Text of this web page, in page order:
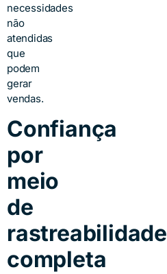
necessidades
não
atendidas
que
podem
gerar
vendas.
Confiança
por
meio
de
rastreabilidade
completa